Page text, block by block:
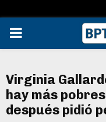
PRIMARY
Virginia
hay más
después pidió